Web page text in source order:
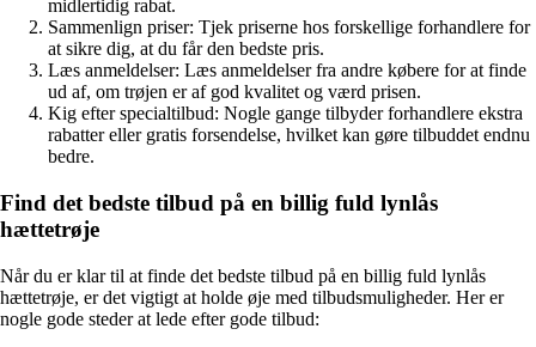
midlertidig rabat.
Sammenlign priser: Tjek priserne hos forskellige forhandlere for
at sikre dig, at du får den bedste pris.
Læs anmeldelser: Læs anmeldelser fra andre købere for at finde
ud af, om trøjen er af god kvalitet og værd prisen.
Kig efter specialtilbud: Nogle gange tilbyder forhandlere ekstra
rabatter eller gratis forsendelse, hvilket kan gøre tilbuddet endnu
bedre.
Find det bedste tilbud på en billig fuld lynlås
hættetrøje
Når du er klar til at finde det bedste tilbud på en billig fuld lynlås
hættetrøje, er det vigtigt at holde øje med tilbudsmuligheder. Her er
nogle gode steder at lede efter gode tilbud: